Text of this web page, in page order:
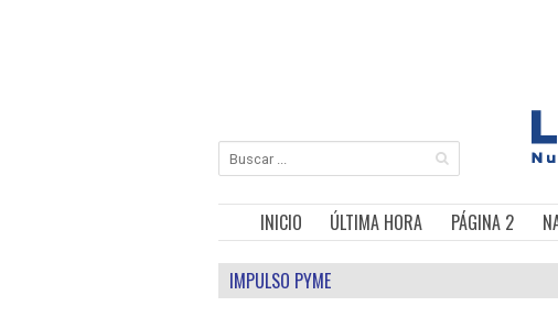
INICIO ÚLTIMA HORA PÁGINA 2
IMPULSO PYME